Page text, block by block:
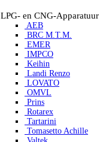
LPG- en CNG-Apparatuur
AEB
BRC M.T.M.
EMER
IMPCO
Keihin
Landi Renzo
LOVATO
OMVL
Prins
Rotarex
Tartarini
Tomasetto Achille